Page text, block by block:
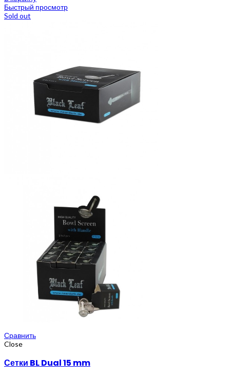
Быстрый просмотр
Sold out
Сравнить
Close
Сетки BL Dual 15 mm